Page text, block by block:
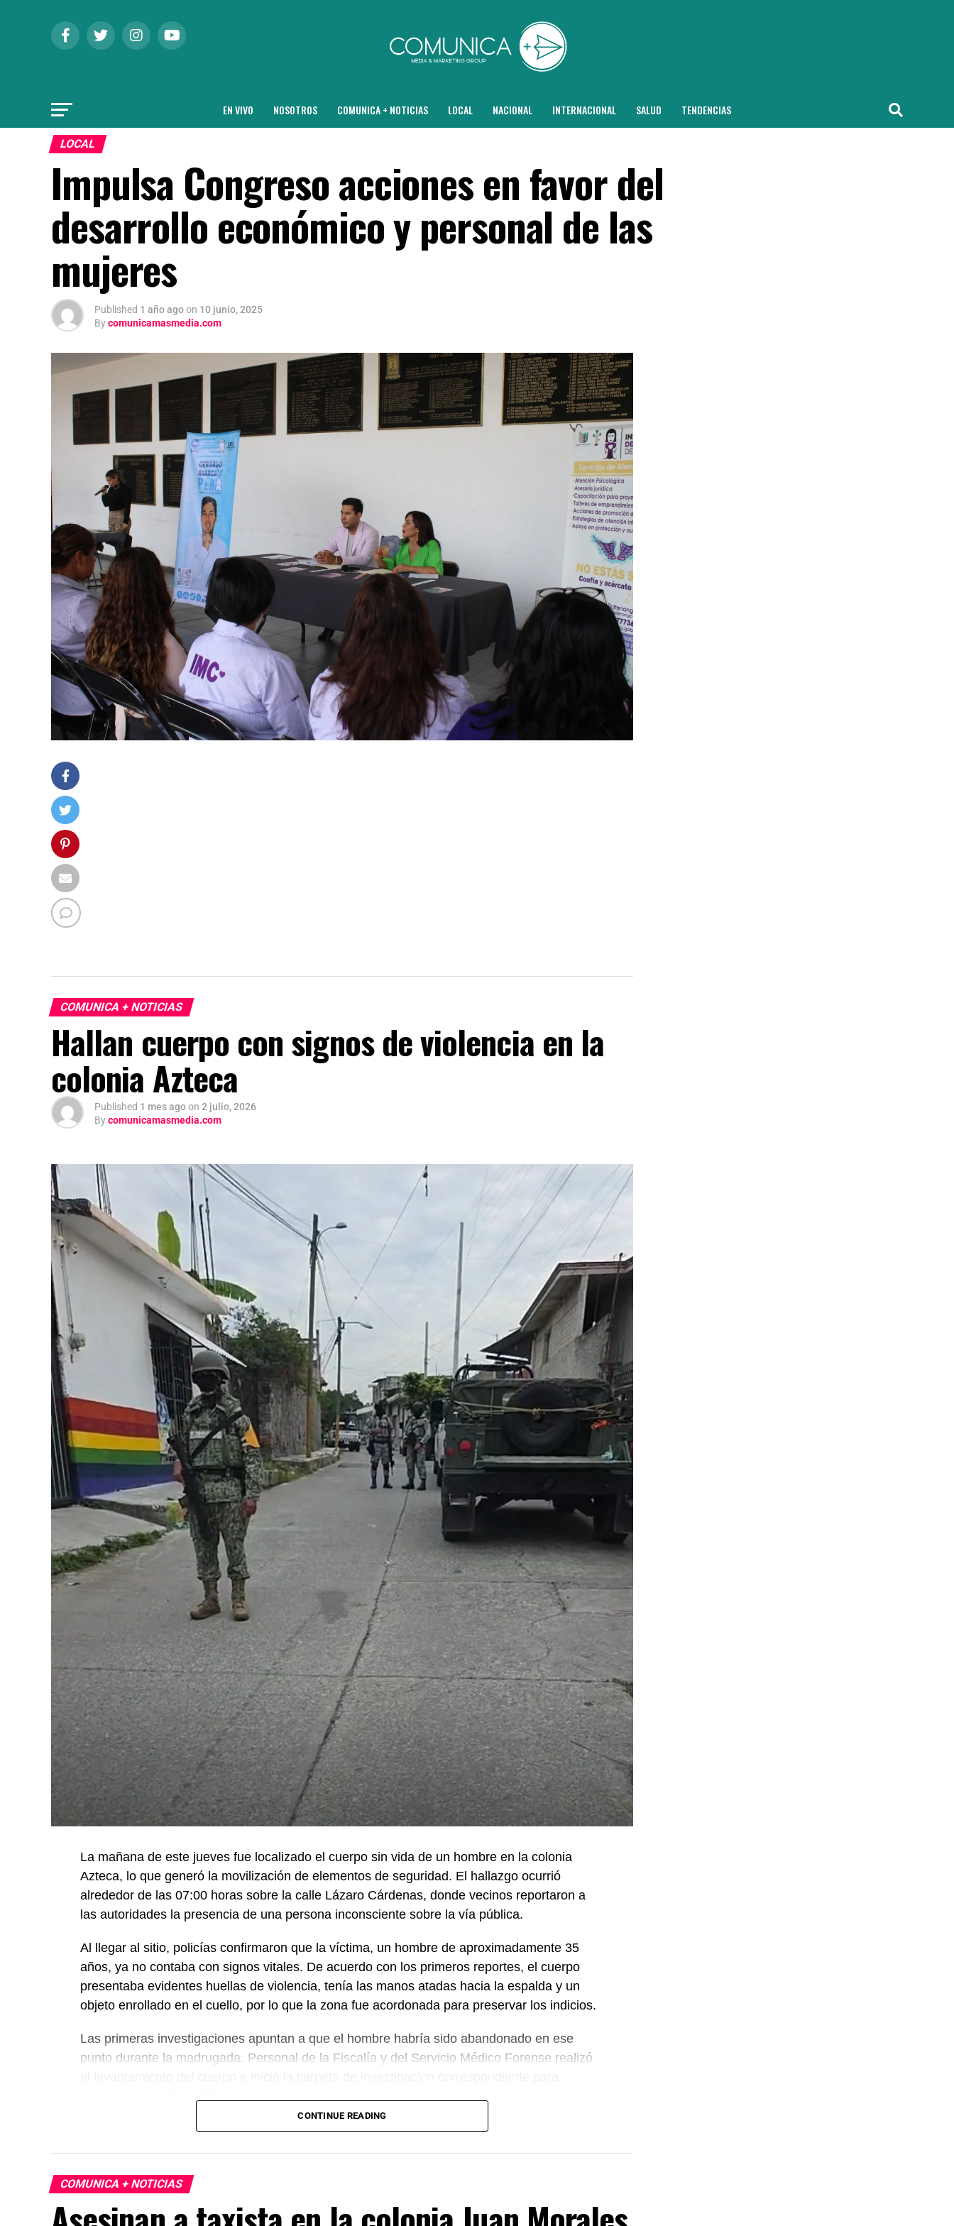
EN VIVO NOSOTROS COMUNICA + NOTICIAS LOCAL NACIONAL INTERNACIONAL SALUD TENDENCIAS
LOCAL
Impulsa Congreso acciones en favor del
desarrollo económico y personal de las
mujeres
Published 1 año agoon 10 junio, 2025
Bycomunicamasmedia.com
COMUNICA + NOTICIAS
Hallan cuerpo con signos de violencia en la
colonia Azteca
Published 1 mes agoon 2 julio, 2026
Bycomunicamasmedia.com
La mañana de este jueves fue localizado el cuerpo sin vida de un hombre en la colonia
Azteca, lo que generó la movilización de elementos de seguridad. El hallazgo ocurrió
alrededor de las 07:00 horas sobre la calle Lázaro Cárdenas, donde vecinos reportaron a
las autoridades la presencia de una persona inconsciente sobre la vía pública.
Al llegar al sitio, policías confirmaron que la víctima, un hombre de aproximadamente 35
años, ya no contaba con signos vitales. De acuerdo con los primeros reportes, el cuerpo
presentaba evidentes huellas de violencia, tenía las manos atadas hacia la espalda y un
objeto enrollado en el cuello, por lo que la zona fue acordonada para preservar los indicios.
Las primeras investigaciones apuntan a que el hombre habría sido abandonado en ese
punto durante la madrugada. Personal de la Fiscalía y del Servicio Médico Forense realizó
CONTINUE READING
COMUNICA + NOTICIAS